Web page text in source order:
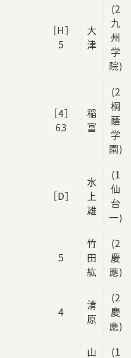
［H］
5
大
津
(2
九
州
学
院)
［4］
63
稲
富
(2
桐
蔭
学
園)
［D］
水
上
雄
(1
仙
台
一)
5
竹
田
紘
(2
慶
應)
4
清
原
(2
慶
應)
山 (1